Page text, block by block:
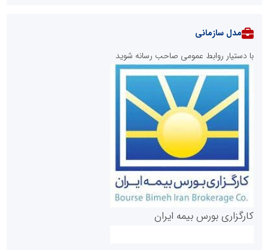
روابط عمومی خبرگزاری گزارش خبر
مدل سازمانی
با دستیار روابط عمومی صاحب رسانه شوید
کارگزاری بورس بیمه ایران